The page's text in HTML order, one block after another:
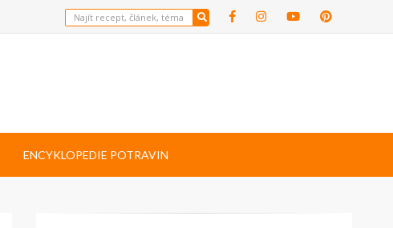
ENCYKLOPEDIE POTRAVIN